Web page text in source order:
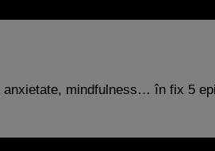
mindfulness… în fix 5